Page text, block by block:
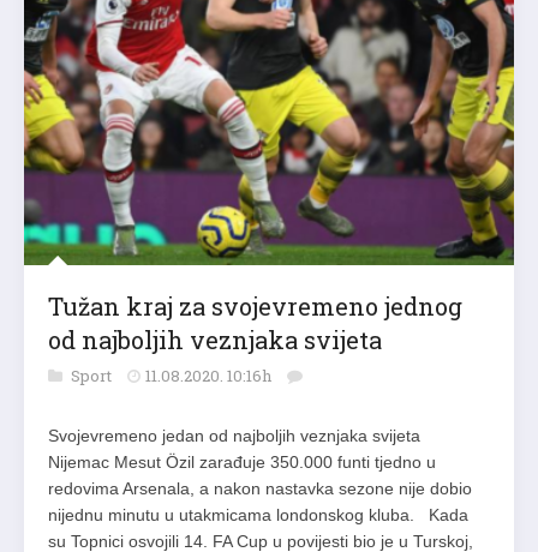
Tužan kraj za svojevremeno jednog
od najboljih veznjaka svijeta
Sport 11.08.2020. 10:16h
Svojevremeno jedan od najboljih veznjaka svijeta
Nijemac Mesut Özil zarađuje 350.000 funti tjedno u
redovima Arsenala, a nakon nastavka sezone nije dobio
nijednu minutu u utakmicama londonskog kluba. Kada
su Topnici osvojili 14. FA Cup u povijesti bio je u Turskoj,